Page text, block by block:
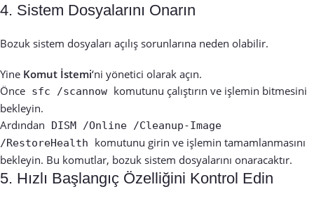
4. Sistem Dosyalarını Onarın
Bozuk sistem dosyaları açılış sorunlarına neden olabilir.
Yine Komut İstemi‘ni yönetici olarak açın.
Önce sfc /scannow komutunu çalıştırın ve işlemin bitmesini
bekleyin.
Ardından
DISM /Online /Cleanup-Image
/RestoreHealth
komutunu girin ve işlemin tamamlanmasını
bekleyin. Bu komutlar, bozuk sistem dosyalarını onaracaktır.
5. Hızlı Başlangıç Özelliğini Kontrol Edin